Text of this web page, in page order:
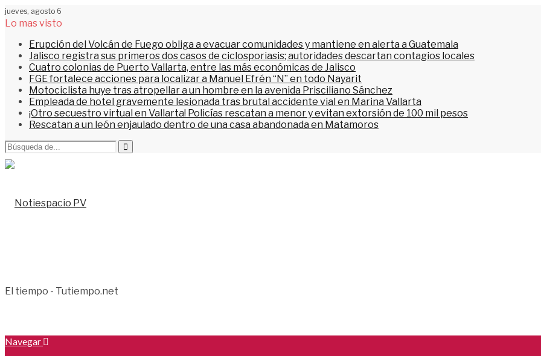
jueves, agosto 6
Lo mas visto
Erupción del Volcán de Fuego obliga a evacuar comunidades y mantiene en alerta a Guatemala
Jalisco registra sus primeros dos casos de ciclosporiasis; autoridades descartan contagios locales
Cuatro colonias de Puerto Vallarta, entre las más económicas de Jalisco
FGE fortalece acciones para localizar a Manuel Efrén “N” en todo Nayarit
Motociclista huye tras atropellar a un hombre en la avenida Prisciliano Sánchez
Empleada de hotel gravemente lesionada tras brutal accidente vial en Marina Vallarta
¡Otro secuestro virtual en Vallarta! Policías rescatan a menor y evitan extorsión de 100 mil pesos
Rescatan a un león enjaulado dentro de una casa abandonada en Matamoros
El tiempo - Tutiempo.net
Navegar